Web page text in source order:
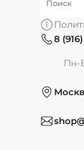
О нас
Обмен и
8
Пн-